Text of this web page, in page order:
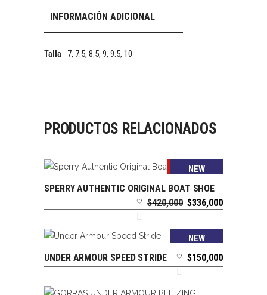
INFORMACIÓN ADICIONAL
Talla 7, 7.5, 8.5, 9, 9.5, 10
PRODUCTOS RELACIONADOS
SALE
NEW
SELECCIONAR OPCIONES
SPERRY AUTHENTIC ORIGINAL BOAT SHOE
$420,000 El
original
era:
$420,000.
$336,000El
actual
NEW
SELECCIONAR OPCIONES
UNDER ARMOUR SPEED STRIDE $150,000